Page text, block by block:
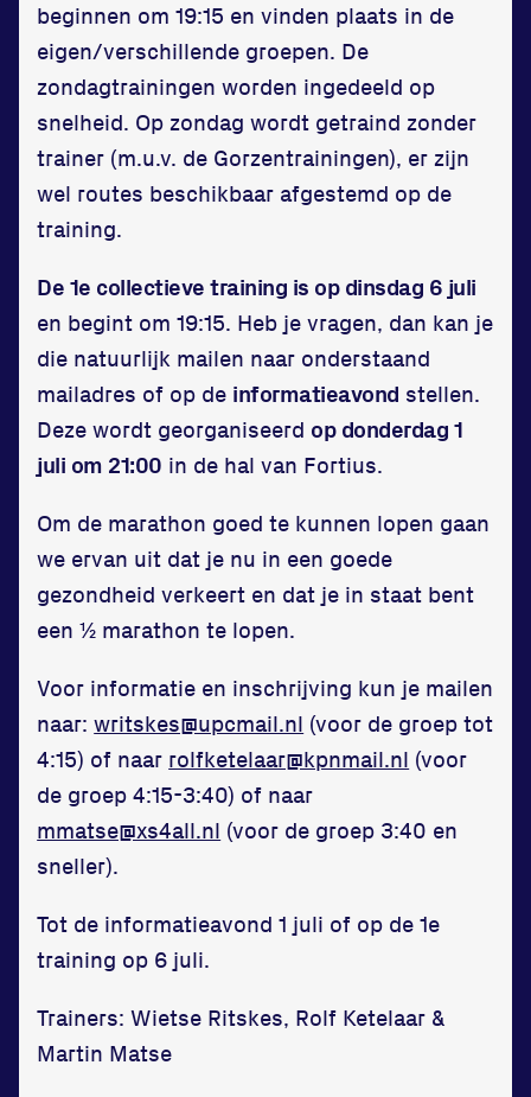
Huisregels
Vraag en contact
beginnen om 19:15 en vinden plaats in de
eigen/verschillende groepen. De
zondagtrainingen worden ingedeeld op
snelheid. Op zondag wordt getraind zonder
trainer (m.u.v. de Gorzentrainingen), er zijn
wel routes beschikbaar afgestemd op de
training.
De 1e collectieve training is op dinsdag 6 juli
en begint om 19:15. Heb je vragen, dan kan je
die natuurlijk mailen naar onderstaand
mailadres of op de informatieavond stellen.
Deze wordt georganiseerd op donderdag 1
juli om 21:00 in de hal van Fortius.
Om de marathon goed te kunnen lopen gaan
we ervan uit dat je nu in een goede
gezondheid verkeert en dat je in staat bent
een ½ marathon te lopen.
Voor informatie en inschrijving kun je mailen
naar:writskes@upcmail.nl (voor de groep tot
4:15) of naar rolfketelaar@kpnmail.nl (voor
de groep 4:15-3:40) of naar
mmatse@xs4all.nl (voor de groep 3:40 en
sneller).
Tot de informatieavond 1 juli of op de 1e
training op 6 juli.
Trainers: Wietse Ritskes, Rolf Ketelaar &
Martin Matse